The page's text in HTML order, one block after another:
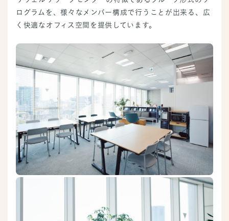
ログラムを、様々なメンバー構成で行うことが出来る、広
く快適なオフィス空間を提供しています。